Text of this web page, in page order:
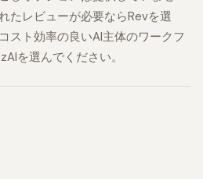
たレビューが必要ならRevを選
スト効率の良いAI主体のワークフ
を選んでください。